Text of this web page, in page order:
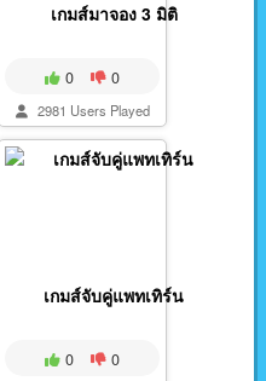
เกมส์มาจอง 3 มิติ
0 0
2981 Users Played
เกมส์จับคู่แพทเทิร์น
0 0